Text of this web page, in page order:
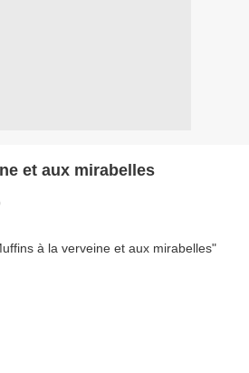
et aux mirabelles